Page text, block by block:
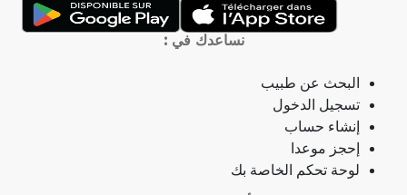
التهاب الحلق
ذبحة صدرية (مصطلح لاتيني)
فقدان الشهية
نساعدك في :
البحث عن طبيب
تسجيل الدخول
إنشاء حساب
إحجز موعدا
لوحة تحكم الخاصة بك